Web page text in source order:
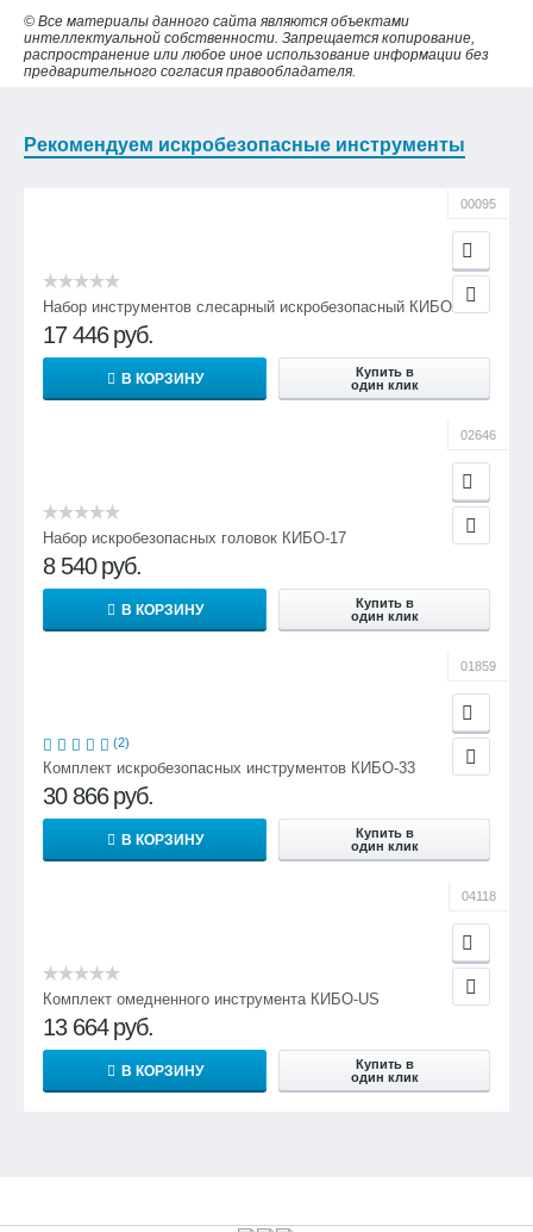
© Все материалы данного сайта являются объектами
интеллектуальной собственности. Запрещается копирование,
распространение или любое иное использование информации без
предварительного согласия правообладателя.
Рекомендуем искробезопасные инструменты
00095
Набор инструментов слесарный искробезопасный КИБО-18
17 446 руб.
В КОРЗИНУ
Купить в
один клик
02646
Набор искробезопасных головок КИБО-17
8 540 руб.
В КОРЗИНУ
Купить в
один клик
01859
(2)
Комплект искробезопасных инструментов КИБО-33
30 866 руб.
В КОРЗИНУ
Купить в
один клик
04118
Комплект омедненного инструмента КИБО-US
13 664 руб.
В КОРЗИНУ
Купить в
один клик